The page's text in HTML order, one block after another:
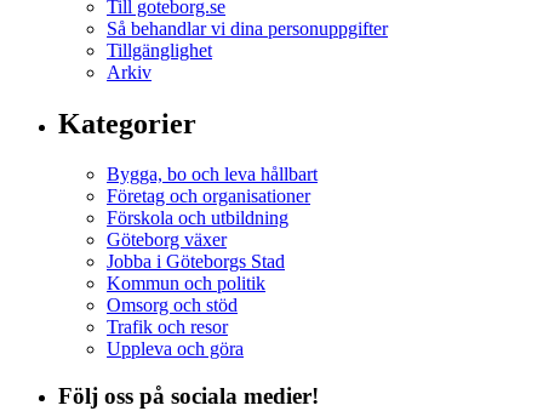
Till goteborg.se
Så behandlar vi dina personuppgifter
Tillgänglighet
Arkiv
Kategorier
Bygga, bo och leva hållbart
Företag och organisationer
Förskola och utbildning
Göteborg växer
Jobba i Göteborgs Stad
Kommun och politik
Omsorg och stöd
Trafik och resor
Uppleva och göra
Följ oss på sociala medier!